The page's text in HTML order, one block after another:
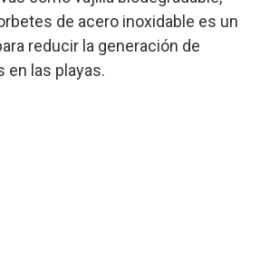
de acero inoxidable es un
reducir la generación de
en las playas.